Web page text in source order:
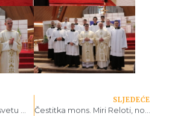
Biskupi BK BiH slavili svetu misu s bogoslovskom zajednicom
SLJEDEĆE
Čestitka mons. Miri Reloti, novoimenovanom Vojnom ordinariju u Bosni i Hercegovini